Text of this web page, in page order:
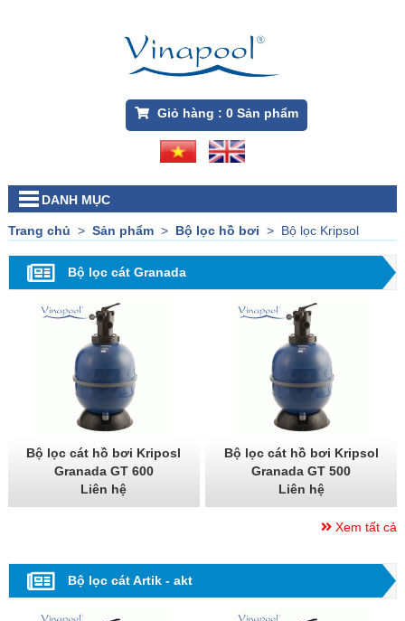
Giỏ hàng : 0Sản phẩm
DANH MỤC
Trang chủ > Sản phẩm> Bộ lọc hồ bơi > Bộ lọc Kripsol
Bộ lọc cát Granada
Bộ lọc cát hồ bơi Kriposl
Granada GT 600
Liên hệ
Bộ lọc cát hồ bơi Kripsol
Granada GT 500
Liên hệ
Xem tất cả
Bộ lọc cát Artik - akt